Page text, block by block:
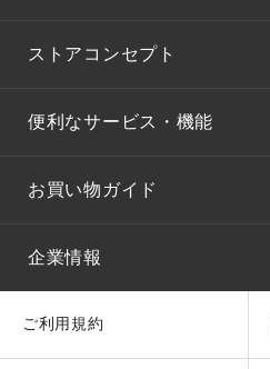
ストアコンセプト
便利なサービス・機能
お買い物ガイド
企業情報
ご利用規約